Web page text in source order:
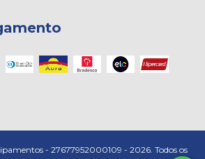
- 27677952000109 - 2026. Todos os